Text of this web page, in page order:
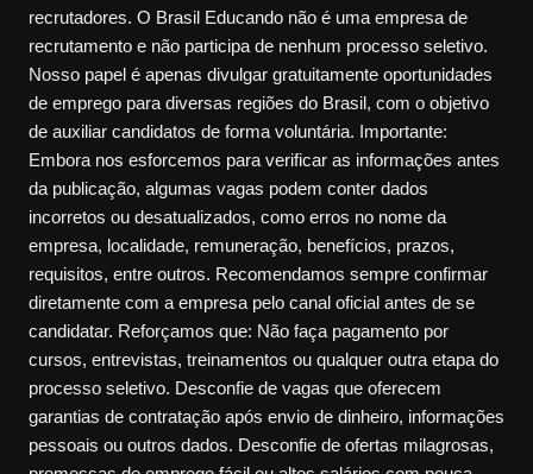
recrutadores. O Brasil Educando não é uma empresa de
recrutamento e não participa de nenhum processo seletivo.
Nosso papel é apenas divulgar gratuitamente oportunidades
de emprego para diversas regiões do Brasil, com o objetivo
de auxiliar candidatos de forma voluntária. Importante:
Embora nos esforcemos para verificar as informações antes
da publicação, algumas vagas podem conter dados
incorretos ou desatualizados, como erros no nome da
empresa, localidade, remuneração, benefícios, prazos,
requisitos, entre outros. Recomendamos sempre confirmar
diretamente com a empresa pelo canal oficial antes de se
candidatar. Reforçamos que: Não faça pagamento por
cursos, entrevistas, treinamentos ou qualquer outra etapa do
processo seletivo. Desconfie de vagas que oferecem
garantias de contratação após envio de dinheiro, informações
pessoais ou outros dados. Desconfie de ofertas milagrosas,